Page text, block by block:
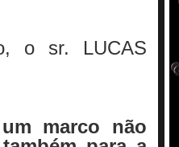
o sr. LUCAS
marco não